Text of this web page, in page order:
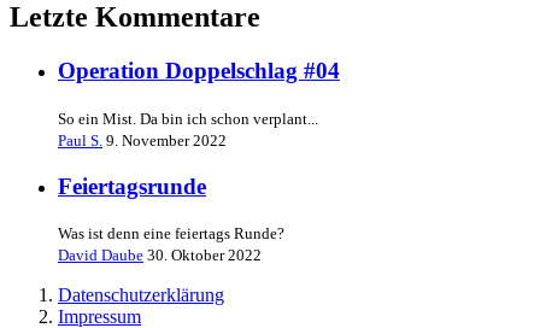
Letzte Kommentare
Operation Doppelschlag #04
So ein Mist. Da bin ich schon verplant...
Paul S. 9. November 2022
Feiertagsrunde
Was ist denn eine feiertags Runde?
David Daube 30. Oktober 2022
Datenschutzerklärung
Impressum